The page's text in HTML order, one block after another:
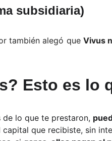
subsidiaria)
también alegó que Vivus
Esto es lo
de lo que te prestaron,
que recibiste, sin